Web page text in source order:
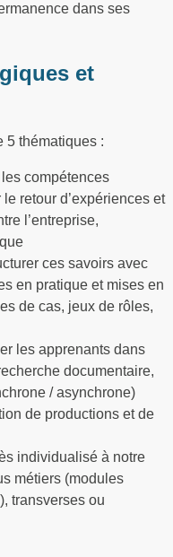
dans ses
et
5 thématiques :
compétences
retour d’expériences et
l’entreprise,
ces savoirs avec
en pratique et mises en
de cas, jeux de rôles,
les apprenants dans
documentaire,
/ asynchrone)
de productions et de
individualisé à notre
métiers (modules
transverses ou